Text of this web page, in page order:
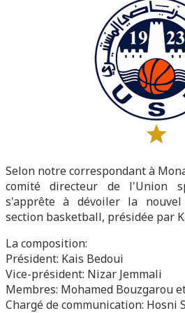
Selon notre correspondant à
comité directeur de l'Union
s'apprête à dévoiler la
section basketball, présidée par
La composition:
Président: Kais Bedoui
Vice-président: Nizar Jemmali
Membres: Mohamed Bouzgarou
Chargé de communication: Hosni